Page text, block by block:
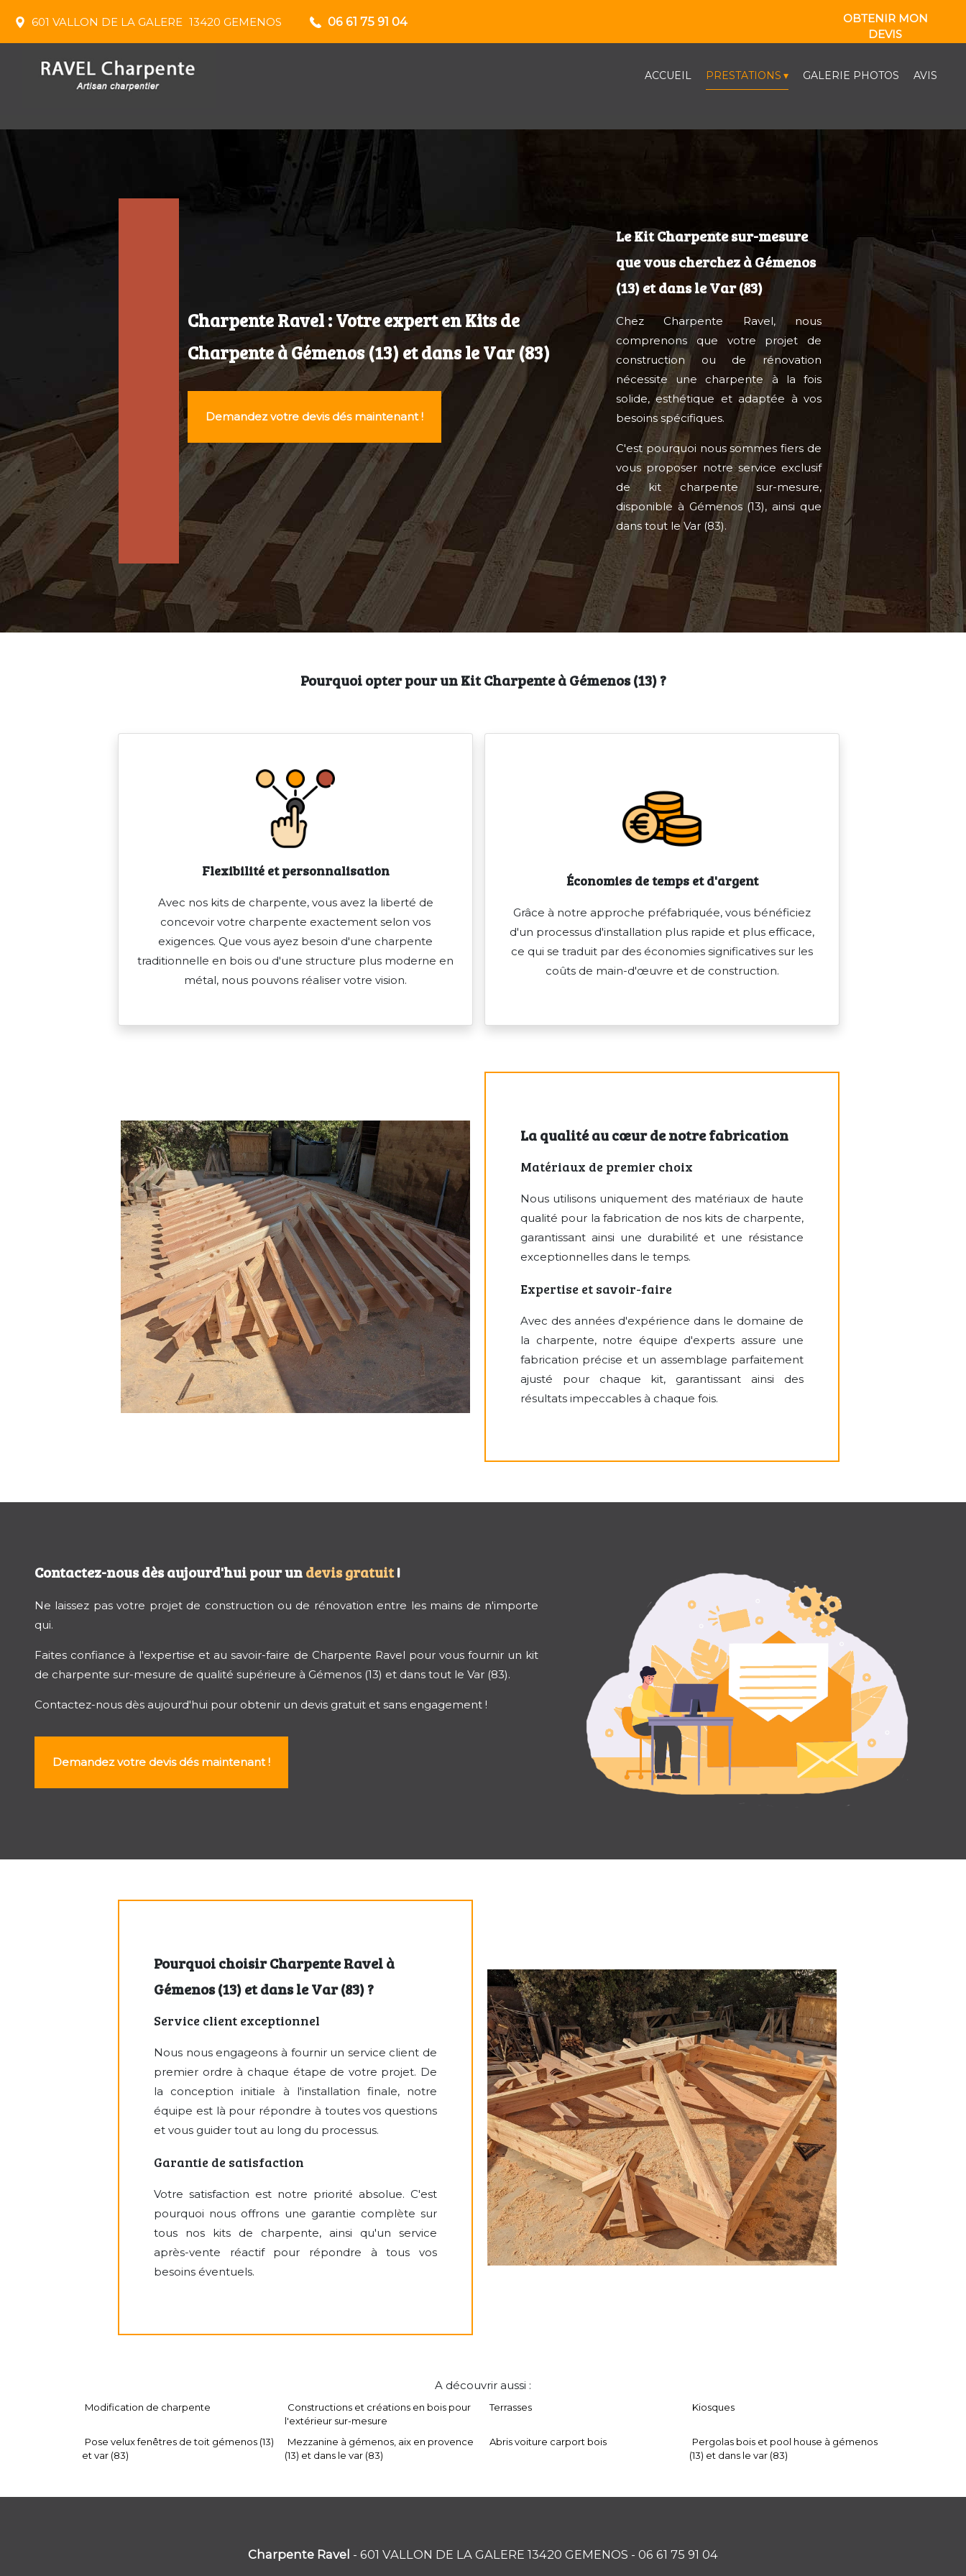
OBTENIR MON
DEVIS
601 VALLON DE LA GALERE 13420 GEMENOS 06 61 75 91 04
ACCUEIL PRESTATIONS GALERIE PHOTOS AVIS
Charpente Ravel : Votre expert en Kits de
Charpente à Gémenos (13) et dans le Var (83)
Demandez votre devis dés maintenant !
Le Kit Charpente sur-mesure
que vous cherchez à Gémenos
(13) et dans le Var (83)
Chez Charpente Ravel, nous
comprenons que votre projet de
construction ou de rénovation
nécessite une charpente à la fois
solide, esthétique et adaptée à vos
besoins spécifiques.
C'est pourquoi nous sommes fiers de
vous proposer notre service exclusif
de kit charpente sur-mesure,
disponible à Gémenos (13), ainsi que
dans tout le Var (83).
Pourquoi opter pour un Kit Charpente à Gémenos (13) ?
Flexibilité et personnalisation
Avec nos kits de charpente, vous avez la liberté de
concevoir votre charpente exactement selon vos
exigences. Que vous ayez besoin d'une charpente
traditionnelle en bois ou d'une structure plus moderne en
métal, nous pouvons réaliser votre vision.
Économies de temps et d'argent
Grâce à notre approche préfabriquée, vous bénéficiez
d'un processus d'installation plus rapide et plus efficace,
ce qui se traduit par des économies significatives sur les
coûts de main-d'œuvre et de construction.
La qualité au cœur de notre fabrication
Matériaux de premier choix
Nous utilisons uniquement des matériaux de haute
qualité pour la fabrication de nos kits de charpente,
garantissant ainsi une durabilité et une résistance
exceptionnelles dans le temps.
Expertise et savoir-faire
Avec des années d'expérience dans le domaine de
la charpente, notre équipe d'experts assure une
fabrication précise et un assemblage parfaitement
ajusté pour chaque kit, garantissant ainsi des
résultats impeccables à chaque fois.
Contactez-nous dès aujourd'hui pour undevis gratuit!
Ne laissez pas votre projet de construction ou de rénovation entre les mains de n'importe
qui.
Faites confiance à l'expertise et au savoir-faire de Charpente Ravel pour vous fournir un kit
de charpente sur-mesure de qualité supérieure à Gémenos (13) et dans tout le Var (83).
Contactez-nous dès aujourd'hui pour obtenir un devis gratuit et sans engagement !
Demandez votre devis dés maintenant !
Pourquoi choisir Charpente Ravel à
Gémenos (13) et dans le Var (83) ?
Service client exceptionnel
Nous nous engageons à fournir un service client de
premier ordre à chaque étape de votre projet. De
la conception initiale à l'installation finale, notre
équipe est là pour répondre à toutes vos questions
et vous guider tout au long du processus.
Garantie de satisfaction
Votre satisfaction est notre priorité absolue. C'est
pourquoi nous offrons une garantie complète sur
tous nos kits de charpente, ainsi qu'un service
après-vente réactif pour répondre à tous vos
besoins éventuels.
A découvrir aussi :
Modification de charpente
Constructions et créations en bois pour
l'extérieur sur-mesure
Terrasses Kiosques
Pose velux fenêtres de toit gémenos (13)
et var (83)
Mezzanine à gémenos, aix en provence
(13) et dans le var (83)
Abris voiture carport bois
Pergolas bois et pool house à gémenos
(13) et dans le var (83)
Charpente Ravel - 601 VALLON DE LA GALERE 13420 GEMENOS - 06 61 75 91 04